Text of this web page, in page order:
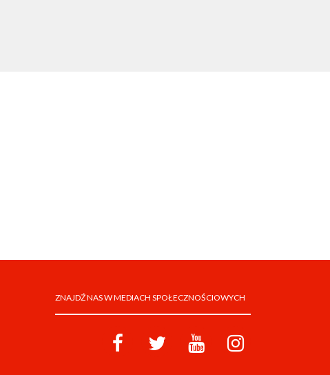
ZNAJDŹ NAS W MEDIACH SPOŁECZNOŚCIOWYCH